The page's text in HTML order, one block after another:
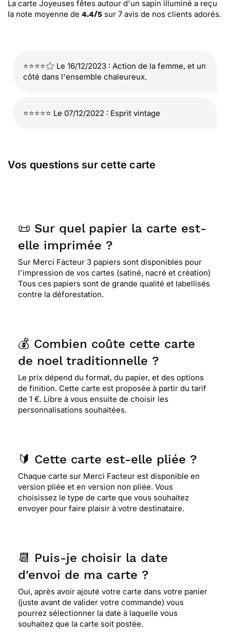
La carte Joyeuses fêtes autour d'un sapin illuminé a reçu
la note moyenne de 4.4/5 sur 7 avis de nos clients adorés.
⭐⭐⭐⭐
Le 16/12/2023 : Action de la femme, et un
côté dans l'ensemble chaleureux.
⭐⭐⭐⭐⭐ Le 07/12/2022 : Esprit vintage
Vos questions sur cette carte
📜 Sur quel papier la carte est-
elle imprimée ?
Sur Merci Facteur 3 papiers sont disponibles pour
l'impression de vos cartes (satiné, nacré et création)
Tous ces papiers sont de grande qualité et labellisés
contre la déforestation.
💰 Combien coûte cette carte
de noel traditionnelle ?
Le prix dépend du format, du papier, et des options
de finition. Cette carte est proposée à partir du tarif
de 1 €. Libre à vous ensuite de choisir les
personnalisations souhaitées.
🔰 Cette carte est-elle pliée ?
Chaque carte sur Merci Facteur est disponible en
version pliée et en version non pliée. Vous
choisissez le type de carte que vous souhaitez
envoyer pour faire plaisir à votre destinataire.
📆 Puis-je choisir la date
d'envoi de ma carte ?
Oui, après avoir ajouté votre carte dans votre panier
(juste avant de valider votre commande) vous
pourrez sélectionner la date à laquelle vous
souhaitez que la carte soit postée.